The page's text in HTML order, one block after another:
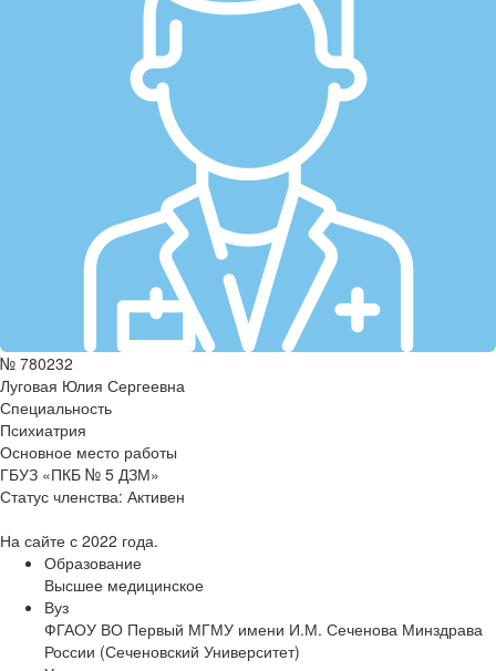
№ 780232
Луговая Юлия Сергеевна
Специальность
Психиатрия
Основное место работы
ГБУЗ «ПКБ № 5 ДЗМ»
Статус членства: Активен
На сайте с 2022 года.
Образование
Высшее медицинское
Вуз
ФГАОУ ВО Первый МГМУ имени И.М. Сеченова Минздрава
России (Сеченовский Университет)